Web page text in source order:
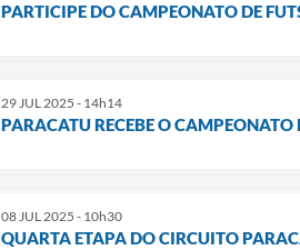
PARTICIPE DO CAMPEONATO DE
29 JUL 2025 - 14h14
PARACATU RECEBE O
08 JUL 2025 - 10h30
QUARTA ETAPA DO CIRCUITO